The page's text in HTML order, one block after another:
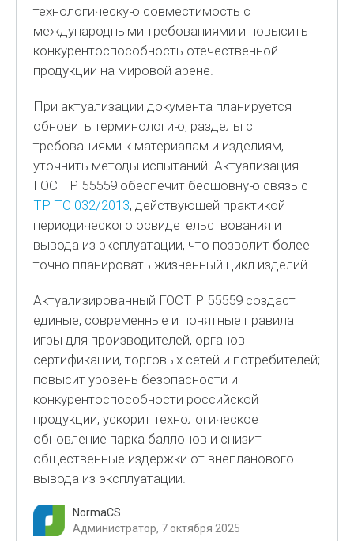
технологическую совместимость с
международными требованиями и повысить
конкурентоспособность отечественной
продукции на мировой арене.
При актуализации документа планируется
обновить терминологию, разделы с
требованиями к материалам и изделиям,
уточнить методы испытаний. Актуализация
ГОСТ Р 55559 обеспечит бесшовную связь с
ТР ТС 032/2013, действующей практикой
периодического освидетельствования и
вывода из эксплуатации, что позволит более
точно планировать жизненный цикл изделий.
Актуализированный ГОСТ Р 55559 создаст
единые, современные и понятные правила
игры для производителей, органов
сертификации, торговых сетей и потребителей;
повысит уровень безопасности и
конкурентоспособности российской
продукции, ускорит технологическое
обновление парка баллонов и снизит
общественные издержки от внепланового
вывода из эксплуатации.
NormaCS
Администратор, 7 октября 2025